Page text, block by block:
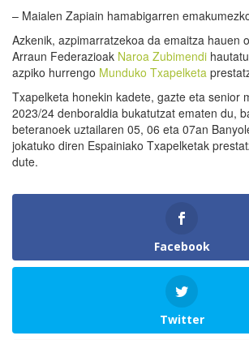
– Maialen Zapiain hamabigarren
Azkenik, azpimarratzekoa da emaitza hauen
Arraun Federazioak Naroa Zubimendi
azpiko hurrengo Munduko Txapelketa
Txapelketa honekin kadete, gazte eta senior
2023/24 denboraldia bukatutzat ematen du,
beteranoek uztailaren 05, 06 eta 07an
jokatuko diren Espainiako Txapelketak
dute.
Facebook
Twitter